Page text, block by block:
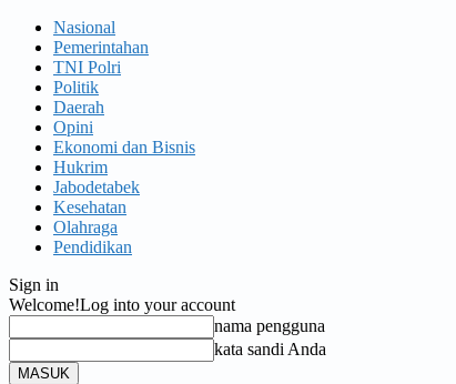
Nasional
Pemerintahan
TNI Polri
Politik
Daerah
Opini
Ekonomi dan Bisnis
Hukrim
Jabodetabek
Kesehatan
Olahraga
Pendidikan
Sign in
Welcome!Log into your account
nama pengguna
kata sandi Anda